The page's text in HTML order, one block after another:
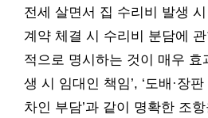
전세 살면서 집 수리비 발생
계약 체결 시 수리비 분담에
적으로 명시하는 것이 매우 효
생 시 임대인 책임’, ‘도배·장
차인 부담’과 같이 명확한 조